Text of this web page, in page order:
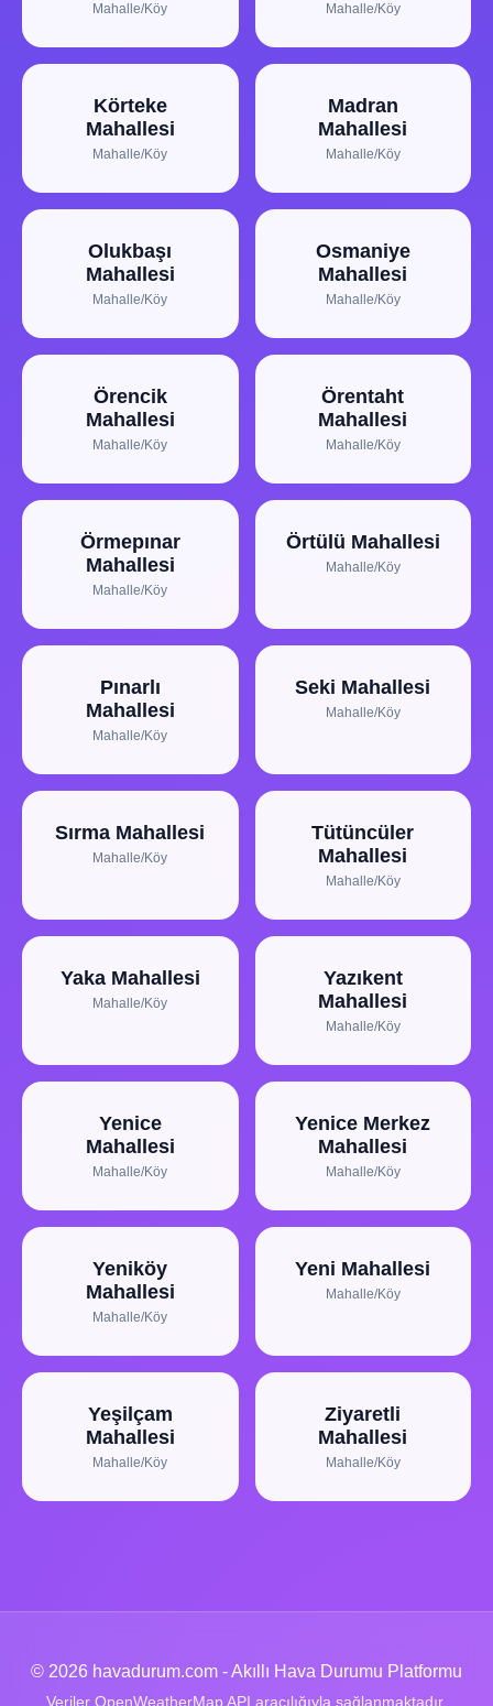
Mahalle/Köy Mahalle/Köy
Körteke
Mahallesi
Mahalle/Köy
Madran
Mahallesi
Mahalle/Köy
Olukbaşı
Mahallesi
Mahalle/Köy
Osmaniye
Mahallesi
Mahalle/Köy
Örencik
Mahallesi
Mahalle/Köy
Örentaht
Mahallesi
Mahalle/Köy
Örmepınar
Mahallesi
Mahalle/Köy
Örtülü Mahallesi
Mahalle/Köy
Pınarlı
Mahallesi
Mahalle/Köy
Seki Mahallesi
Mahalle/Köy
Sırma Mahallesi
Mahalle/Köy
Tütüncüler
Mahallesi
Mahalle/Köy
Yaka Mahallesi
Mahalle/Köy
Yazıkent
Mahallesi
Mahalle/Köy
Yenice
Mahallesi
Mahalle/Köy
Yenice Merkez
Mahallesi
Mahalle/Köy
Yeniköy
Mahallesi
Mahalle/Köy
Yeni Mahallesi
Mahalle/Köy
Yeşilçam
Mahallesi
Mahalle/Köy
Ziyaretli
Mahallesi
Mahalle/Köy
© 2026 havadurum.com - Akıllı Hava Durumu Platformu
Veriler OpenWeatherMap API aracılığıyla sağlanmaktadır.